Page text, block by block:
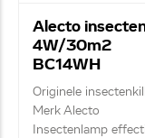
Alecto
4W/30m2
BC14WH
Originele
Merk Alecto
Insectenlamp